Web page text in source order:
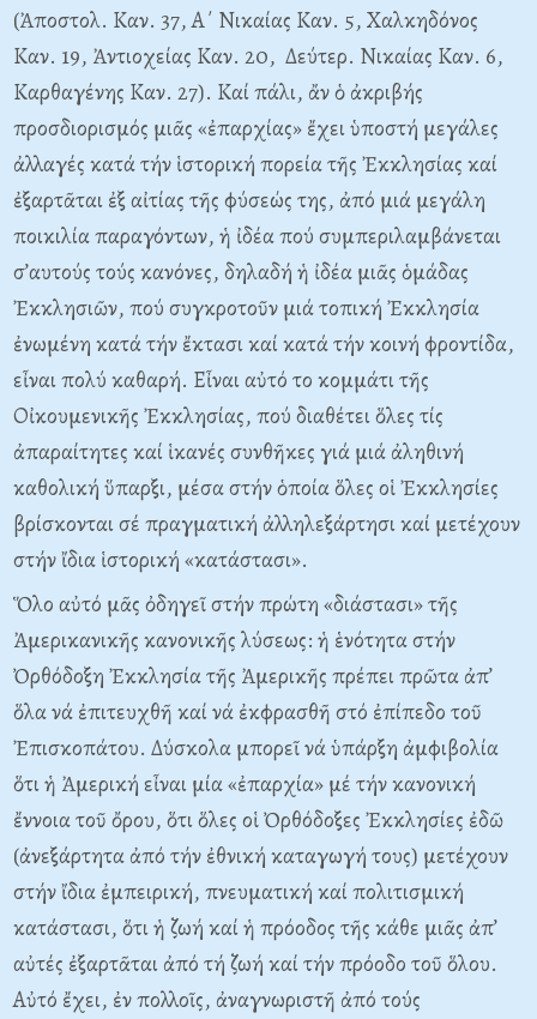
(Ἀποστολ. Καν. 37, Α΄ Νικαίας Καν. 5, Χαλκηδόνος
Καν. 19, Ἀντιοχείας Καν. 20, Δεύτερ. Νικαίας Καν. 6,
Καρθαγένης Καν. 27). Καί πάλι, ἄν ὁ ἀκριβής
προσδιορισμός μιᾶς «ἐπαρχίας» ἔχει ὑποστή μεγάλες
ἀλλαγές κατά τήν ἱστορική πορεία τῆς Ἐκκλησίας καί
ἐξαρτᾶται ἐξ αἰτίας τῆς φύσεώς της, ἀπό μιά μεγάλη
ποικιλία παραγόντων, ἡ ἰδέα πού συμπεριλαμβάνεται
σ’αυτούς τούς κανόνες, δηλαδή ἡ ἰδέα μιᾶς ὁμάδας
Ἐκκλησιῶν, πού συγκροτοῦν μιά τοπική Ἐκκλησία
ἐνωμένη κατά τήν ἔκτασι καί κατά τήν κοινή φροντίδα,
εἶναι πολύ καθαρή. Εἶναι αὐτό το κομμάτι τῆς
Οἰκουμενικῆς Ἐκκλησίας, πού διαθέτει ὅλες τίς
ἀπαραίτητες καί ἱκανές συνθῆκες γιά μιά ἀληθινή
καθολική ὕπαρξι, μέσα στήν ὁποία ὅλες οἱ Ἐκκλησίες
βρίσκονται σέ πραγματική ἀλληλεξάρτησι καί μετέχουν
στήν ἴδια ἱστορική «κατάστασι».
Ὅλο αὐτό μᾶς ὀδηγεῖ στήν πρώτη «διάστασι» τῆς
Ἀμερικανικῆς κανονικῆς λύσεως: ἡ ἑνότητα στήν
Ὀρθόδοξη Ἐκκλησία τῆς Ἀμερικῆς πρέπει πρῶτα ἀπ’
ὅλα νά ἐπιτευχθῆ καί νά ἐκφρασθῆ στό ἐπίπεδο τοῦ
Ἐπισκοπάτου. Δύσκολα μπορεῖ νά ὑπάρξη ἀμφιβολία
ὅτι ἡ Ἀμερική εἶναι μία «ἐπαρχία» μέ τήν κανονική
ἔννοια τοῦ ὄρου, ὅτι ὅλες οἱ Ὀρθόδοξες Ἐκκλησίες ἐδῶ
(ἀνεξάρτητα ἀπό τήν ἐθνική καταγωγή τους) μετέχουν
στήν ἴδια ἐμπειρική, πνευματική καί πολιτισμική
κατάστασι, ὅτι ἡ ζωή καί ἡ πρόοδος τῆς κάθε μιᾶς ἀπ’
αὐτές ἐξαρτᾶται ἀπό τή ζωή καί τήν πρόοδο τοῦ ὅλου.
Αὐτό ἔχει, ἐν πολλοῖς, ἀναγνωριστῆ ἀπό τούς